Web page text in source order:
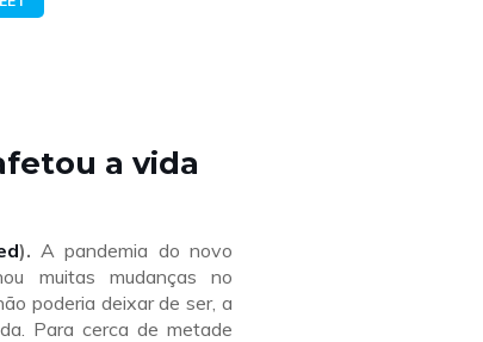
a vida
). A pandemia do novo
muitas mudanças no
poderia deixar de ser, a
Para cerca de metade